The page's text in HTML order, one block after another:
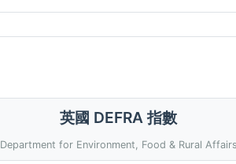
英國 DEFRA 指數
Department for Environment, Food & Rural